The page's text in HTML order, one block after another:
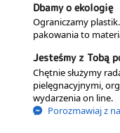
Dbamy o ekologię
Ograniczamy
pakowania to
Jesteśmy z Tobą
Chętnie służymy
pielęgnacyjnymi,
wydarzenia on line.
Porozmawiaj z